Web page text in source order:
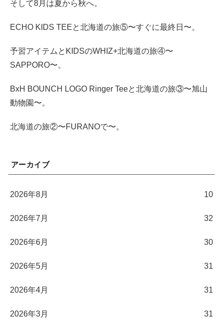
そして8月は夏から秋へ。
ECHO KIDS TEEと北海道の旅⑤〜すぐに最終日〜。
予習アイテムとKIDSのWHIZ+北海道の旅④〜
SAPPORO〜。
BxH BOUNCH LOGO Ringer Teeと北海道の旅③〜旭山
動物園〜。
北海道の旅②〜FURANOで〜。
アーカイブ
2026年8月 10
2026年7月 32
2026年6月 30
2026年5月 31
2026年4月 31
2026年3月 31